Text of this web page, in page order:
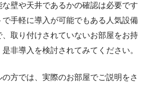
壁や天井であるかの確認は必要です
手軽に導入が可能でもある人気設備
、取り付けされていないお部屋をお持
非導入を検討されてみてください。
方では、実際のお部屋でご説明をさ